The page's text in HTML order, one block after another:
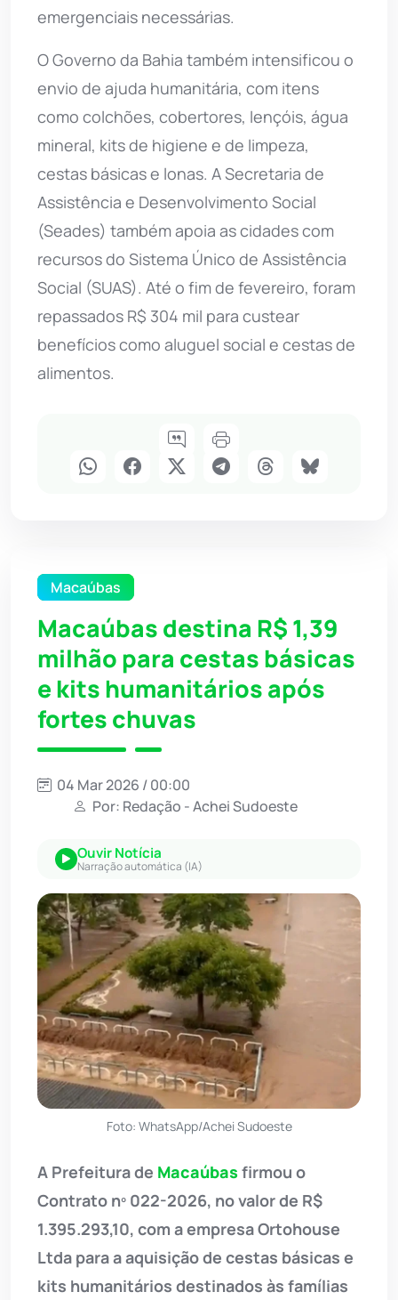
emergenciais necessárias.
O Governo da Bahia também intensificou o
envio de ajuda humanitária, com itens
como colchões, cobertores, lençóis, água
mineral, kits de higiene e de limpeza,
cestas básicas e lonas. A Secretaria de
Assistência e Desenvolvimento Social
(Seades) também apoia as cidades com
recursos do Sistema Único de Assistência
Social (SUAS). Até o fim de fevereiro, foram
repassados R$ 304 mil para custear
benefícios como aluguel social e cestas de
alimentos.
Macaúbas
Macaúbas destina R$ 1,39
milhão para cestas básicas
e kits humanitários após
fortes chuvas
04 Mar 2026 / 00:00
Por: Redação - Achei Sudoeste
Ouvir Notícia
Narração automática (IA)
Foto: WhatsApp/Achei Sudoeste
A Prefeitura de Macaúbas firmou o
Contrato nº 022-2026, no valor de R$
1.395.293,10, com a empresa Ortohouse
Ltda para a aquisição de cestas básicas e
kits humanitários destinados às famílias